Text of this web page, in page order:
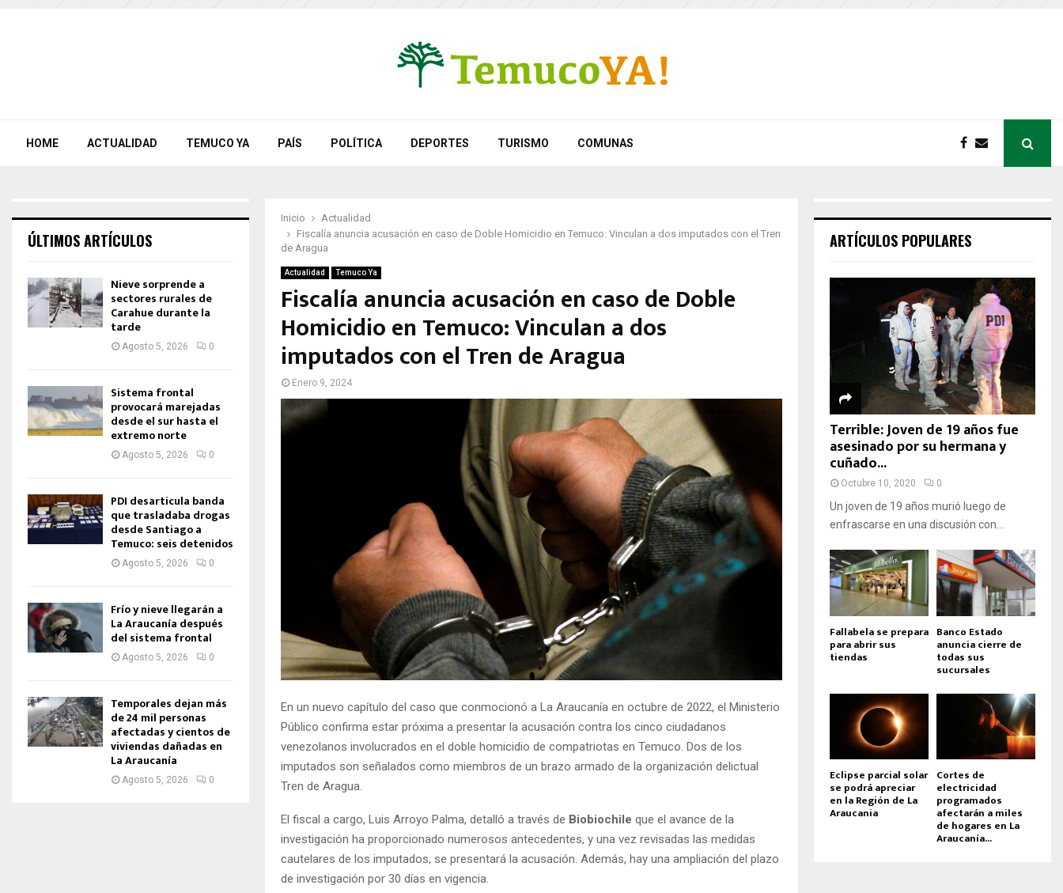
HOME ACTUALIDAD TEMUCO YA PAÍS POLÍTICA DEPORTES TURISMO COMUNAS
Inicio
Actualidad
Fiscalía anuncia acusación en caso de Doble Homicidio en Temuco: Vinculan a dos imputados con el Tren
de Aragua
Actualidad Temuco Ya
Fiscalía anuncia acusación en caso de Doble
Homicidio en Temuco: Vinculan a dos
imputados con el Tren de Aragua
Enero 9, 2024
En un nuevo capítulo del caso que conmocionó a La Araucanía en octubre de 2022, el Ministerio
Público confirma estar próxima a presentar la acusación contra los cinco ciudadanos
venezolanos involucrados en el doble homicidio de compatriotas en Temuco. Dos de los
imputados son señalados como miembros de un brazo armado de la organización delictual
Tren de Aragua.
El fiscal a cargo, Luis Arroyo Palma, detalló a través de Biobiochile que el avance de la
investigación ha proporcionado numerosos antecedentes, y una vez revisadas las medidas
cautelares de los imputados, se presentará la acusación. Además, hay una ampliación del plazo
de investigación por 30 días en vigencia.
ÚLTIMOS ARTÍCULOS
Nieve sorprende a
sectores rurales de
Carahue durante la
tarde
Agosto 5, 2026 0
Sistema frontal
provocará marejadas
desde el sur hasta el
extremo norte
Agosto 5, 2026 0
PDI desarticula banda
que trasladaba drogas
desde Santiago a
Temuco: seis detenidos
Agosto 5, 2026 0
Frío y nieve llegarán a
La Araucanía después
del sistema frontal
Agosto 5, 2026 0
Temporales dejan más
de 24 mil personas
afectadas y cientos de
viviendas dañadas en
La Araucanía
Agosto 5, 2026 0
ARTÍCULOS POPULARES
Terrible: Joven de 19 años fue
asesinado por su hermana y
cuñado...
Octubre 10, 2020 0
Un joven de 19 años murió luego de
enfrascarse en una discusión con...
Fallabela se prepara
para abrir sus
tiendas
Banco Estado
anuncia cierre de
todas sus
sucursales
Eclipse parcial solar
se podrá apreciar
en la Región de La
Araucania
Cortes de
electricidad
programados
afectarán a miles
de hogares en La
Araucanía...